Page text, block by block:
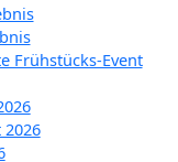
Frühstücks-Event